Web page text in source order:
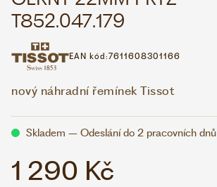
T852.047.179
EAN kód:7611608301166
nový náhradní řemínek Tissot
Skladem – Odeslání do 2 pracovních dnů
1 290 Kč